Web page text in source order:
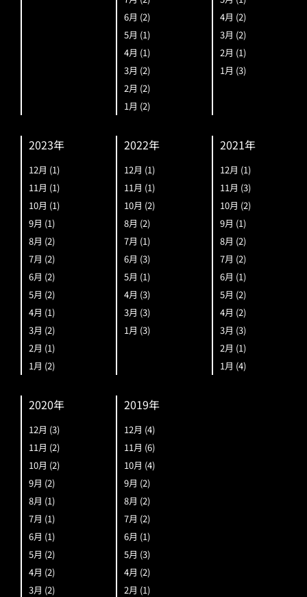
6月 (2)
5月 (1)
4月 (1)
3月 (2)
2月 (2)
1月 (2)
4月 (2)
3月 (2)
2月 (1)
1月 (3)
2023年
12月 (1)
11月 (1)
10月 (1)
9月 (1)
8月 (2)
7月 (2)
6月 (2)
5月 (2)
4月 (1)
3月 (2)
2月 (1)
1月 (2)
2022年
12月 (1)
11月 (1)
10月 (2)
8月 (2)
7月 (1)
6月 (3)
5月 (1)
4月 (3)
3月 (3)
1月 (3)
2021年
12月 (1)
11月 (3)
10月 (2)
9月 (1)
8月 (2)
7月 (2)
6月 (1)
5月 (2)
4月 (2)
3月 (3)
2月 (1)
1月 (4)
2020年
12月 (3)
11月 (2)
10月 (2)
9月 (2)
8月 (1)
7月 (1)
6月 (1)
5月 (2)
4月 (2)
3月 (2)
2019年
12月 (4)
11月 (6)
10月 (4)
9月 (2)
8月 (2)
7月 (2)
6月 (1)
5月 (3)
4月 (2)
2月 (1)